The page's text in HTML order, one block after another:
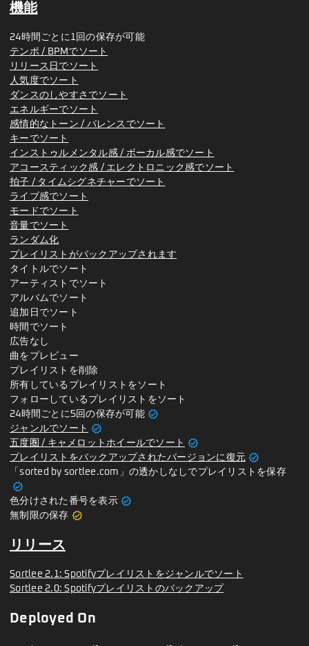
機能
24時間ごとに1回の保存が可能
テンポ / BPMでソート
リリース日でソート
人気度でソート
ダンスのしやすさでソート
エネルギーでソート
感情的なトーン / バレンスでソート
キーでソート
インストゥルメンタル感 / ボーカル感でソート
アコースティック感 / エレクトロニック感でソート
拍子 / タイムシグネチャーでソート
ライブ感でソート
モードでソート
音量でソート
ランダム化
プレイリストがバックアップされます
タイトルでソート
アーティストでソート
アルバムでソート
追加日でソート
時間でソート
広告なし
曲をプレビュー
プレイリストを削除
所有しているプレイリストをソート
フォローしているプレイリストをソート
24時間ごとに5回の保存が可能 verified
ジャンルでソート verified
五度圏 / キャメロットホイールでソート verified
プレイリストをバックアップされたバージョンに復元 verified
「sorted by sortlee.com」の透かしなしでプレイリストを保存
verified
色分けされた番号を表示 verified
無制限の保存 verified
リリース
Sortlee 2.1: Spotifyプレイリストをジャンルでソート
Sortlee 2.0: Spotifyプレイリストのバックアップ
Deployed On